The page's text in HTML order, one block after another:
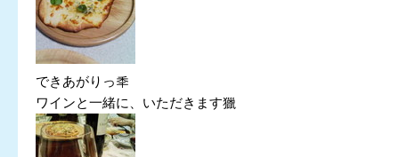
できあがりっ秊
ワインと一緒に、いただきます獵